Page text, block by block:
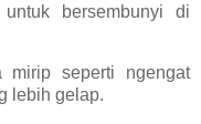
bersembunyi di
mirip seperti ngengat
lebih gelap.